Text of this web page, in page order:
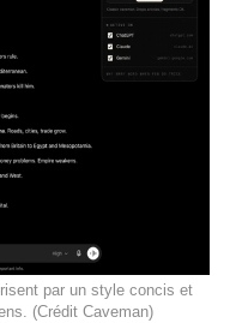
par un style concis et
(Crédit Caveman)